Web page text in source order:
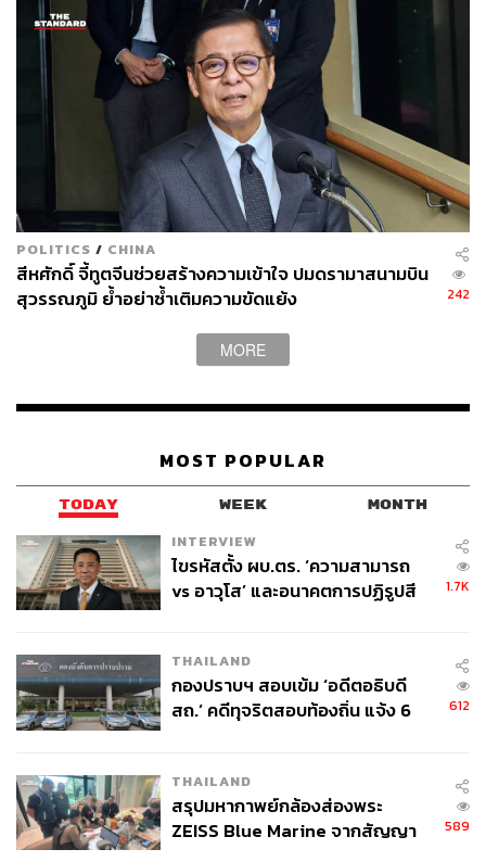
POLITICS / CHINA
สีหศักดิ์ จี้ทูตจีนช่วยสร้างความเข้าใจ ปมดรามาสนามบิน
สุวรรณภูมิ ย้ำอย่าซ้ำเติมความขัดแย้ง
242
MORE
MOST POPULAR
TODAY WEEK MONTH
INTERVIEW
ไขรหัสตั้ง ผบ.ตร. ‘ความสามารถ
vs อาวุโส’ และอนาคตการปฏิรูปสี
1.7K
THAILAND
กองปราบฯ สอบเข้ม ‘อดีตอธิบดี
สถ.’ คดีทุจริตสอบท้องถิ่น แจ้ง 6
612
THAILAND
สรุปมหากาพย์กล้องส่องพระ
ZEISS Blue Marine จากสัญญา
589